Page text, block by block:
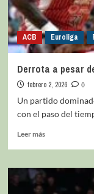
ACB Euroliga
Derrota a pesar
febrero 2, 2026
0
Un partido
con el paso del
Leer más